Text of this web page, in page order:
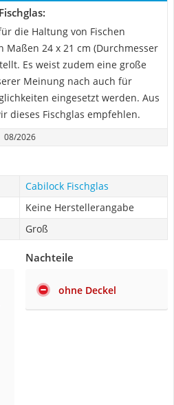
die Haltung von Fischen
24 x 21 cm (Durchmesser
Es weist zudem eine große
Meinung nach auch für
eingesetzt werden. Aus
dieses Fischglas empfehlen.
08/2026
Cabilock Fischglas
Keine Herstellerangabe
Groß
Nachteile
ohne Deckel